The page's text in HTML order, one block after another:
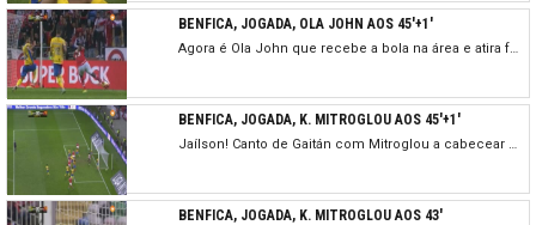
BENFICA, JOGADA, OLA JOHN AOS 45'+1'
Agora é Ola John que recebe a bola na área e atira forte às malhas laterais.
BENFICA, JOGADA, K. MITROGLOU AOS 45'+1'
Jaílson! Canto de Gaitán com Mitroglou a cabecear para o corte de Jaílson em cima da linha de golo.
BENFICA, JOGADA, K. MITROGLOU AOS 43'